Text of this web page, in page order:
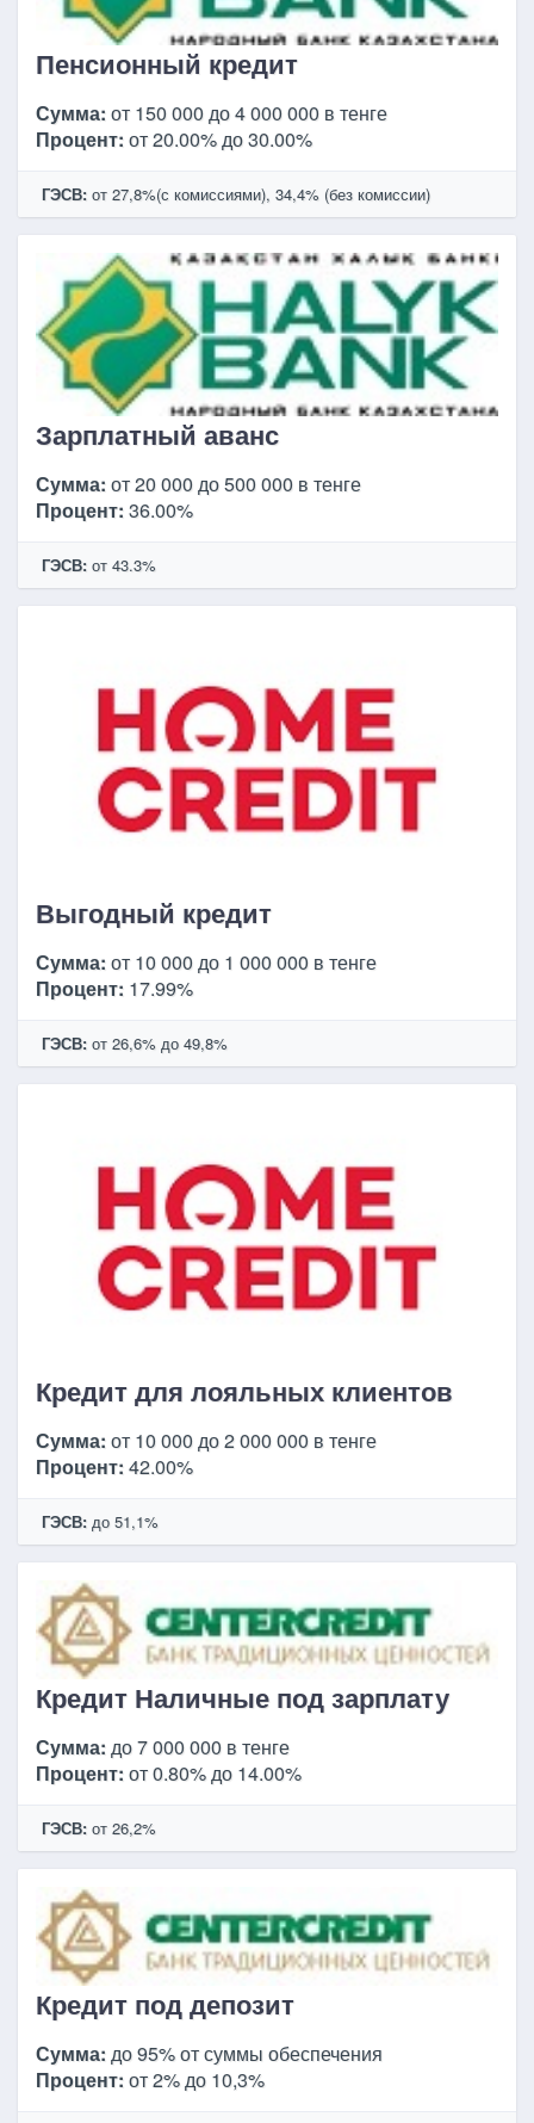
Пенсионный кредит
Сумма: от 150 000 до 4 000 000 в тенге
Процент: от 20.00% до 30.00%
ГЭСВ: от 27,8%(с комиссиями), 34,4% (без комиссии)
Зарплатный аванс
Сумма: от 20 000 до 500 000 в тенге
Процент: 36.00%
ГЭСВ: от 43.3%
Выгодный кредит
Сумма: от 10 000 до 1 000 000 в тенге
Процент: 17.99%
ГЭСВ: от 26,6% до 49,8%
Кредит для лояльных клиентов
Сумма: от 10 000 до 2 000 000 в тенге
Процент: 42.00%
ГЭСВ: до 51,1%
Кредит Наличные под зарплату
Сумма: до 7 000 000 в тенге
Процент: от 0.80% до 14.00%
ГЭСВ: от 26,2%
Кредит под депозит
Сумма: до 95% от суммы обеспечения
Процент: от 2% до 10,3%